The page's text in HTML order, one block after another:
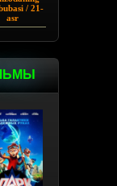
/ 21-
asr